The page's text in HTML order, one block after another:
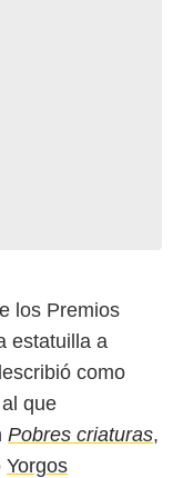
los Premios
estatuilla a
como
que
Pobres criaturas,
Yorgos